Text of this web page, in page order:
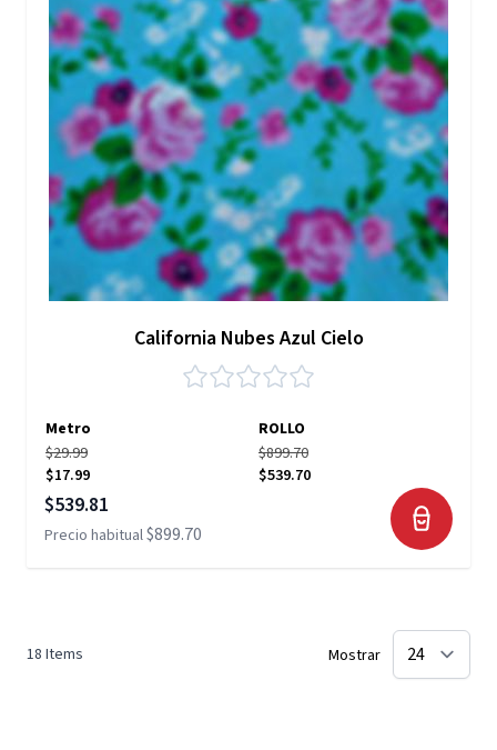
California Nubes Azul Cielo
Metro
ROLLO
$29.99
$17.99
$899.70
$539.70
Precio especial
$539.81
Precio habitual$899.70
18 Items Mostrar